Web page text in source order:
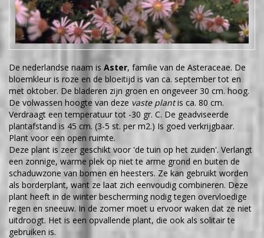
De nederlandse naam is Aster, familie van de Asteraceae. De
bloemkleur is roze en de bloeitijd is van ca. september tot en
met oktober. De bladeren zijn groen en ongeveer 30 cm. hoog.
De volwassen hoogte van deze vaste plantis ca. 80 cm.
Verdraagt een temperatuur tot -30 gr. C. De geadviseerde
plantafstand is 45 cm. (3-5 st. per m2.) Is goed verkrijgbaar.
Plant voor een open ruimte.
Deze plant is zeer geschikt voor 'de tuin op het zuiden'. Verlangt
een zonnige, warme plek op niet te arme grond en buiten de
schaduwzone van bomen en heesters. Ze kan gebruikt worden
als borderplant, want ze laat zich eenvoudig combineren. Deze
plant heeft in de winter bescherming nodig tegen overvloedige
regen en sneeuw. In de zomer moet u ervoor waken dat ze niet
uitdroogt. Het is een opvallende plant, die ook als solitair te
gebruiken is.